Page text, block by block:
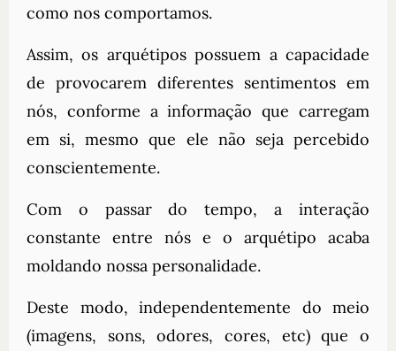
como nos comportamos.
Assim, os arquétipos possuem a capacidade
de provocarem diferentes sentimentos em
nós, conforme a informação que carregam
em si, mesmo que ele não seja percebido
conscientemente.
Com o passar do tempo, a interação
constante entre nós e o arquétipo acaba
moldando nossa personalidade.
Deste modo, independentemente do meio
(imagens, sons, odores, cores, etc) que o